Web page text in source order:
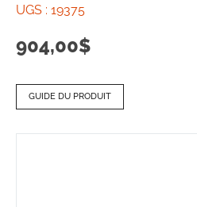
UGS : 19375
904,00$
GUIDE DU PRODUIT